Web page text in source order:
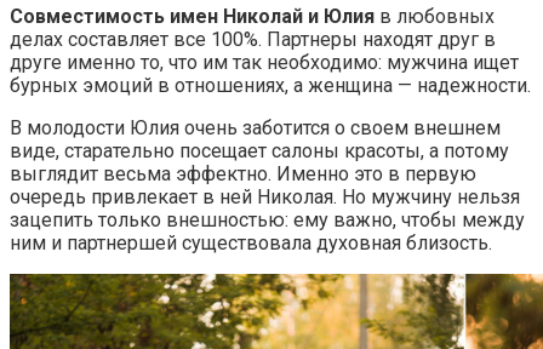
Совместимость имен Николай и Юлия в любовных
делах составляет все 100%. Партнеры находят друг в
друге именно то, что им так необходимо: мужчина ищет
бурных эмоций в отношениях, а женщина — надежности.
В молодости Юлия очень заботится о своем внешнем
виде, старательно посещает салоны красоты, а потому
выглядит весьма эффектно. Именно это в первую
очередь привлекает в ней Николая. Но мужчину нельзя
зацепить только внешностью: ему важно, чтобы между
ним и партнершей существовала духовная близость.